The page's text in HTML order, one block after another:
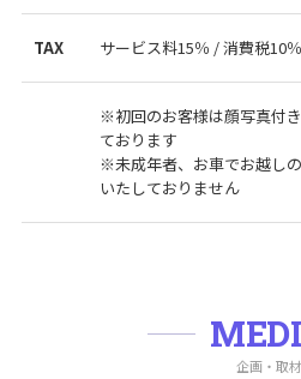
TAX サービス料15％ / 消費税10％
※初回のお客様は顔写真付
ております
※未成年者、お車でお越し
いたしておりません
企画・取材